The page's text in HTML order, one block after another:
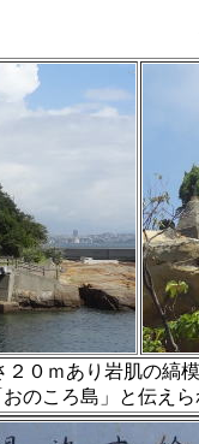
２０ｍあり岩肌の縞
のころ島」と伝え